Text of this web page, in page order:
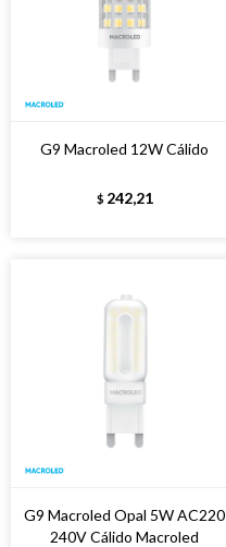
G9 Macroled 12W Cálido
$ 242,21
G9 Macroled Opal 5W AC220
240V Cálido Macroled